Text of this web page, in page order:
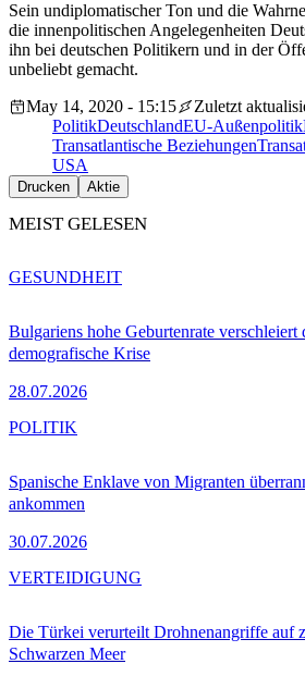
Sein undiplomatischer Ton und die
die innenpolitischen Angelegenheiten
ihn bei deutschen Politikern und in der
unbeliebt gemacht.
May 14, 2020 - 15:15
Zuletzt
PolitikDeutschlandEU-Außenpolitik
Transatlantische Beziehungen
USA
Drucken Aktie
MEIST GELESEN
Bulgariens hohe Geburtenrate verschleiert
demografische Krise
28.07.2026
GESUNDHEIT
Spanische Enklave von Migranten
ankommen
30.07.2026
POLITIK
Die Türkei verurteilt Drohnenangriffe auf
Schwarzen Meer
VERTEIDIGUNG